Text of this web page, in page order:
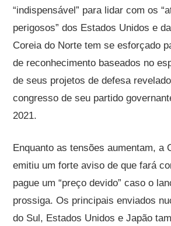
“indispensável” para lidar com os
perigosos” dos Estados Unidos e
Coreia do Norte tem se esforçado
de reconhecimento baseados no
de seus projetos de defesa
congresso de seu partido
2021.
Enquanto as tensões aumentam, a
emitiu um forte aviso de que fará
pague um “preço devido” caso o
prossiga. Os principais enviados
do Sul, Estados Unidos e Japão